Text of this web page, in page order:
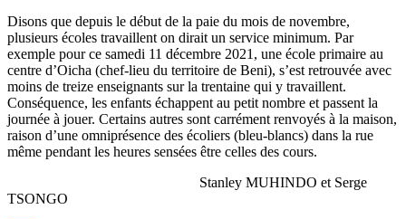
Disons que depuis le début de la paie du mois de novembre,
plusieurs écoles travaillent on dirait un service minimum. Par
exemple pour ce samedi 11 décembre 2021, une école primaire au
centre d’Oicha (chef-lieu du territoire de Beni), s’est retrouvée avec
moins de treize enseignants sur la trentaine qui y travaillent.
Conséquence, les enfants échappent au petit nombre et passent la
journée à jouer. Certains autres sont carrément renvoyés à la maison,
raison d’une omniprésence des écoliers (bleu-blancs) dans la rue
même pendant les heures sensées être celles des cours.
Stanley MUHINDO et Serge
TSONGO